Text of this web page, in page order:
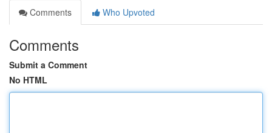
Comments
Who Upvoted
Comments
Submit a Comment
No HTML